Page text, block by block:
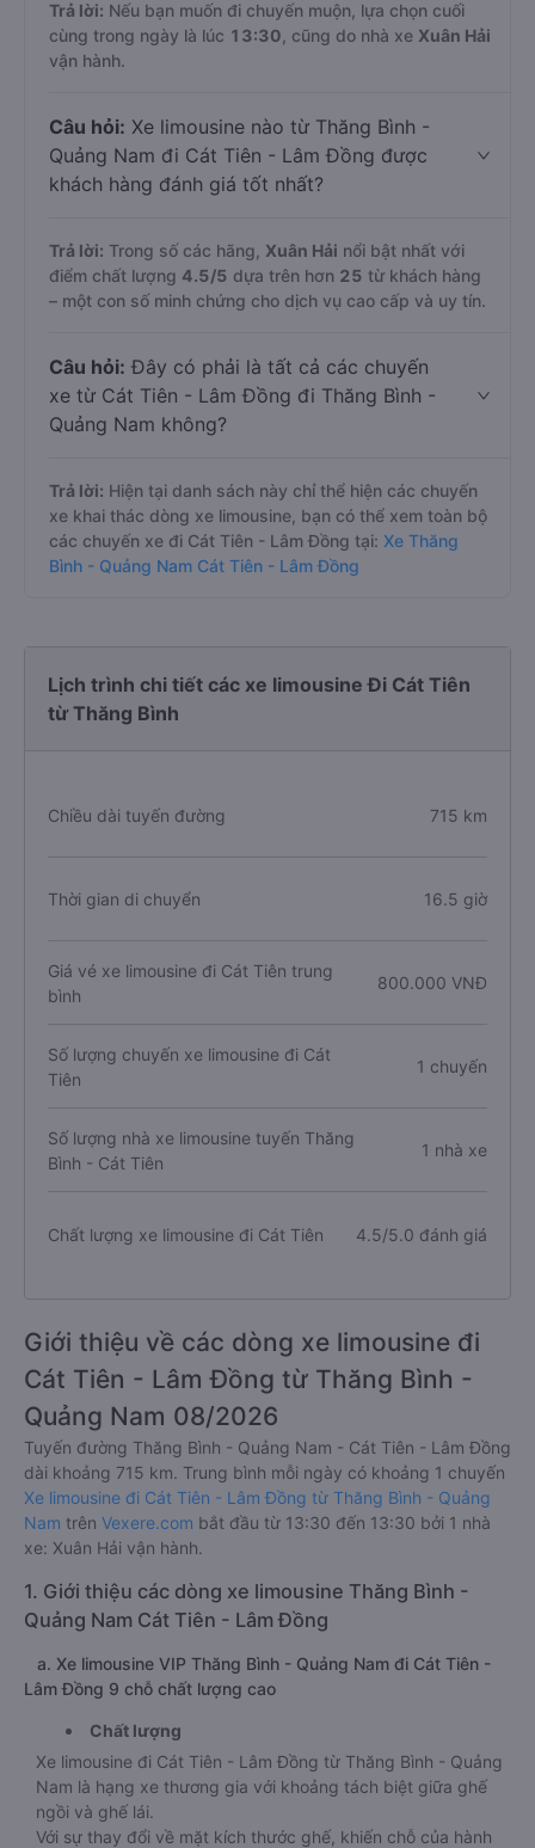
Trả lời: Nếu bạn muốn đi chuyến muộn, lựa chọn cuối
cùng trong ngày là lúc 13:30 , cũng do nhà xe Xuân Hải
vận hành.
Câu hỏi: Xe limousine nào từ Thăng Bình -
Quảng Nam đi Cát Tiên - Lâm Đồng được
khách hàng đánh giá tốt nhất?
Trả lời: Trong số các hãng, Xuân Hải nổi bật nhất với
điểm chất lượng 4.5/5 dựa trên hơn 25 từ khách hàng
– một con số minh chứng cho dịch vụ cao cấp và uy tín.
Câu hỏi: Đây có phải là tất cả các chuyến
xe từ Cát Tiên - Lâm Đồng đi Thăng Bình -
Quảng Nam không?
Trả lời: Hiện tại danh sách này chỉ thể hiện các chuyến
xe khai thác dòng xe limousine, bạn có thể xem toàn bộ
các chuyến xe đi Cát Tiên - Lâm Đồng tại: Xe Thăng
Bình - Quảng Nam Cát Tiên - Lâm Đồng
Lịch trình chi tiết các xe limousine Đi Cát Tiên
từ Thăng Bình
Chiều dài tuyến đường 715 km
Thời gian di chuyển 16.5 giờ
Giá vé xe limousine đi Cát Tiên trung
bình
800.000 VNĐ
Số lượng chuyến xe limousine đi Cát
Tiên
1 chuyến
Số lượng nhà xe limousine tuyến Thăng
Bình - Cát Tiên
1 nhà xe
Chất lượng xe limousine đi Cát Tiên 4.5/5.0 đánh giá
Giới thiệu về các dòng xe limousine đi
Cát Tiên - Lâm Đồng từ Thăng Bình -
Quảng Nam 08/2026
Tuyến đường Thăng Bình - Quảng Nam - Cát Tiên - Lâm Đồng
dài khoảng 715 km. Trung bình mỗi ngày có khoảng 1 chuyến
Xe limousine đi Cát Tiên - Lâm Đồng từ Thăng Bình - Quảng
Nam trên Vexere.com bắt đầu từ 13:30 đến 13:30 bởi 1 nhà
xe: Xuân Hải vận hành.
1. Giới thiệu các dòng xe limousine Thăng Bình -
Quảng Nam Cát Tiên - Lâm Đồng
a. Xe limousine VIP Thăng Bình - Quảng Nam đi Cát Tiên -
Lâm Đồng 9 chỗ chất lượng cao
Chất lượng
Xe limousine đi Cát Tiên - Lâm Đồng từ Thăng Bình - Quảng
Nam là hạng xe thương gia với khoảng tách biệt giữa ghế
ngồi và ghế lái.
Với sự thay đổi về mặt kích thước ghế, khiến chỗ của hành